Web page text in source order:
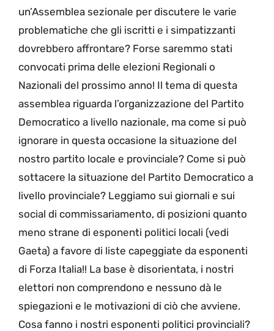
un’Assemblea sezionale per discutere le varie
problematiche che gli iscritti e i simpatizzanti
dovrebbero affrontare? Forse saremmo stati
convocati prima delle elezioni Regionali o
Nazionali del prossimo anno! Il tema di questa
assemblea riguarda l’organizzazione del Partito
Democratico a livello nazionale, ma come si può
ignorare in questa occasione la situazione del
nostro partito locale e provinciale? Come si può
sottacere la situazione del Partito Democratico a
livello provinciale? Leggiamo sui giornali e sui
social di commissariamento, di posizioni quanto
meno strane di esponenti politici locali (vedi
Gaeta) a favore di liste capeggiate da esponenti
di Forza Italia!! La base è disorientata, i nostri
elettori non comprendono e nessuno dà le
spiegazioni e le motivazioni di ciò che avviene.
Cosa fanno i nostri esponenti politici provinciali?